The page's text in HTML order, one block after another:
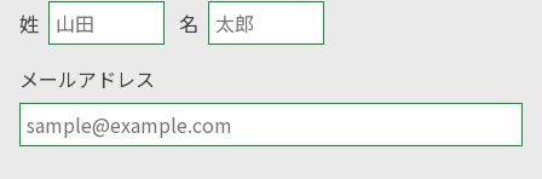
姓
名
メールアドレス